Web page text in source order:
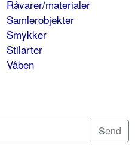
Råvarer/materialer
Samlerobjekter
Smykker
Stilarter
Våben